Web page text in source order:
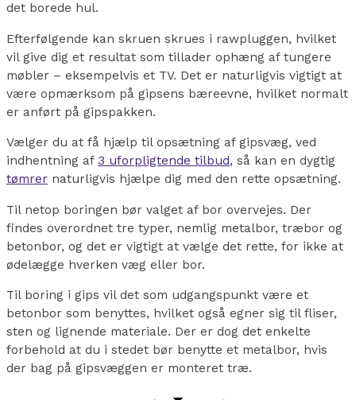
det borede hul.
Efterfølgende kan skruen skrues i rawpluggen, hvilket
vil give dig et resultat som tillader ophæng af tungere
møbler – eksempelvis et TV. Det er naturligvis vigtigt at
være opmærksom på gipsens bæreevne, hvilket normalt
er anført på gipspakken.
Vælger du at få hjælp til opsætning af gipsvæg, ved
indhentning af 3 uforpligtende tilbud, så kan en dygtig
tømrer naturligvis hjælpe dig med den rette opsætning.
Til netop boringen bør valget af bor overvejes. Der
findes overordnet tre typer, nemlig metalbor, træbor og
betonbor, og det er vigtigt at vælge det rette, for ikke at
ødelægge hverken væg eller bor.
Til boring i gips vil det som udgangspunkt være et
betonbor som benyttes, hvilket også egner sig til fliser,
sten og lignende materiale. Der er dog det enkelte
forbehold at du i stedet bør benytte et metalbor, hvis
der bag på gipsvæggen er monteret træ.